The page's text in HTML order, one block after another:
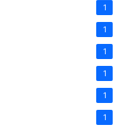
1
1
1
1
1
1